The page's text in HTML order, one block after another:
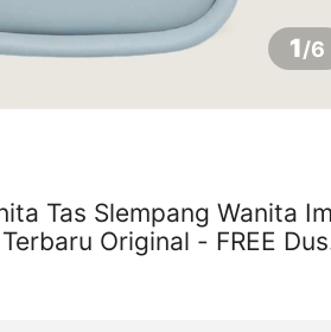
1/6
Tas Slempang Wanita
Original - FREE